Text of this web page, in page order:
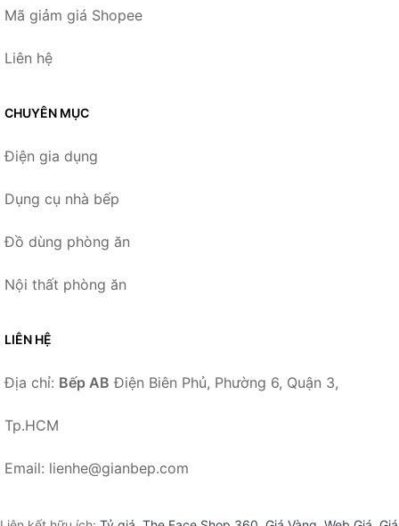
Mã giảm giá Shopee
Liên hệ
CHUYÊN MỤC
Điện gia dụng
Dụng cụ nhà bếp
Đồ dùng phòng ăn
Nội thất phòng ăn
LIÊN HỆ
Địa chỉ: Bếp AB Điện Biên Phủ, Phường 6, Quận 3,
Tp.HCM
Email: lienhe@gianbep.com